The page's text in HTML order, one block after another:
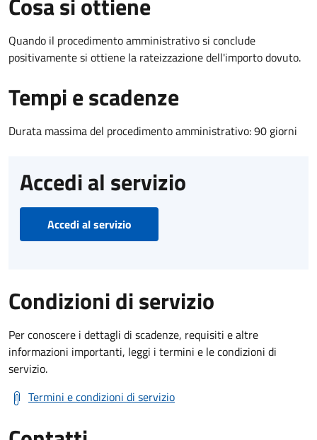
Quando il procedimento amministrativo si conclude
positivamente si ottiene la rateizzazione dell'importo dovuto.
Tempi e scadenze
Durata massima del procedimento amministrativo: 90 giorni
Accedi al servizio
Accedi al servizio
Condizioni di servizio
Per conoscere i dettagli di scadenze, requisiti e altre
informazioni importanti, leggi i termini e le condizioni di
servizio.
Termini e condizioni di servizio